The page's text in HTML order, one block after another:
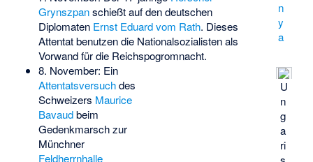
n
y
a
U
n
g
a
ri
Grynszpanschießt auf den deutschen
Diplomaten Ernst Eduard vom Rath. Dieses
Attentat benutzen die Nationalsozialisten als
Vorwand für die Reichspogromnacht.
8. November: Ein
Attentatsversuchdes
Schweizers Maurice
Bavaudbeim
Gedenkmarsch zur
Münchner
Feldherrnhalle